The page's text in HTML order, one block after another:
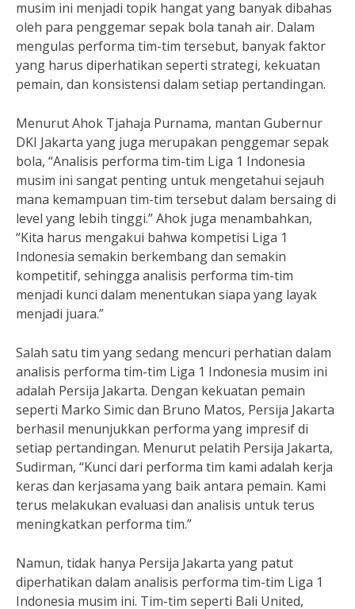
musim ini menjadi topik hangat yang banyak dibahas
oleh para penggemar sepak bola tanah air. Dalam
mengulas performa tim-tim tersebut, banyak faktor
yang harus diperhatikan seperti strategi, kekuatan
pemain, dan konsistensi dalam setiap pertandingan.
Menurut Ahok Tjahaja Purnama, mantan Gubernur
DKI Jakarta yang juga merupakan penggemar sepak
bola, “Analisis performa tim-tim Liga 1 Indonesia
musim ini sangat penting untuk mengetahui sejauh
mana kemampuan tim-tim tersebut dalam bersaing di
level yang lebih tinggi.” Ahok juga menambahkan,
“Kita harus mengakui bahwa kompetisi Liga 1
Indonesia semakin berkembang dan semakin
kompetitif, sehingga analisis performa tim-tim
menjadi kunci dalam menentukan siapa yang layak
menjadi juara.”
Salah satu tim yang sedang mencuri perhatian dalam
analisis performa tim-tim Liga 1 Indonesia musim ini
adalah Persija Jakarta. Dengan kekuatan pemain
seperti Marko Simic dan Bruno Matos, Persija Jakarta
berhasil menunjukkan performa yang impresif di
setiap pertandingan. Menurut pelatih Persija Jakarta,
Sudirman, “Kunci dari performa tim kami adalah kerja
keras dan kerjasama yang baik antara pemain. Kami
terus melakukan evaluasi dan analisis untuk terus
meningkatkan performa tim.”
Namun, tidak hanya Persija Jakarta yang patut
diperhatikan dalam analisis performa tim-tim Liga 1
Indonesia musim ini. Tim-tim seperti Bali United,